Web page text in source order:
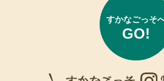
「ＪＡよこすか葉山３０周年 農フ
【本日】「JAよこすか葉山３０周
すかなごっそ
GO!